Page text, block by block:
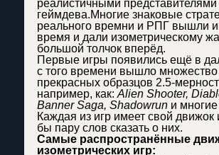
реалистичными
геймдева.Многие знаковые
реального времни и РПГ вышли
время и дали изометрическому
большой толчок вперёд.
Первые игры появились ещё в
с того времени вышло множество
прекрасных образцов 2.5-
например, как: Alien Shooter,
Banner Saga, Shadowrun и
Каждая из игр имеет свой движок
бы пару слов сказать о них.
Самые распространённые
изометрических игр: